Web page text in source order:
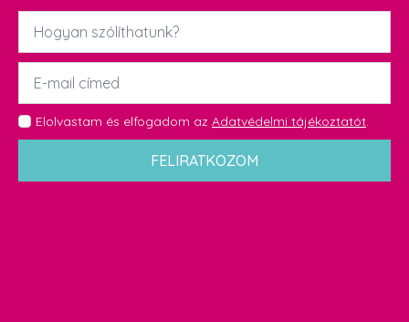
Név
Email
GDPR
*
Elolvastam és elfogadom az Adatvédelmi tájékoztatót
FELIRATKOZOM